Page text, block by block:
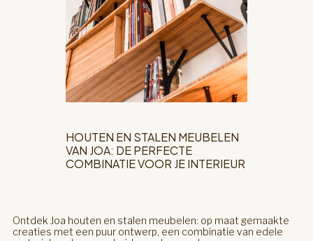
HOUTEN EN STALEN MEUBELEN
VAN JOA: DE PERFECTE
COMBINATIE VOOR JE INTERIEUR
Ontdek Joa houten en stalen meubelen: op maat gemaakte
creaties met een puur ontwerp, een combinatie van edele